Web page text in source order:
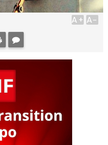
A+ A-